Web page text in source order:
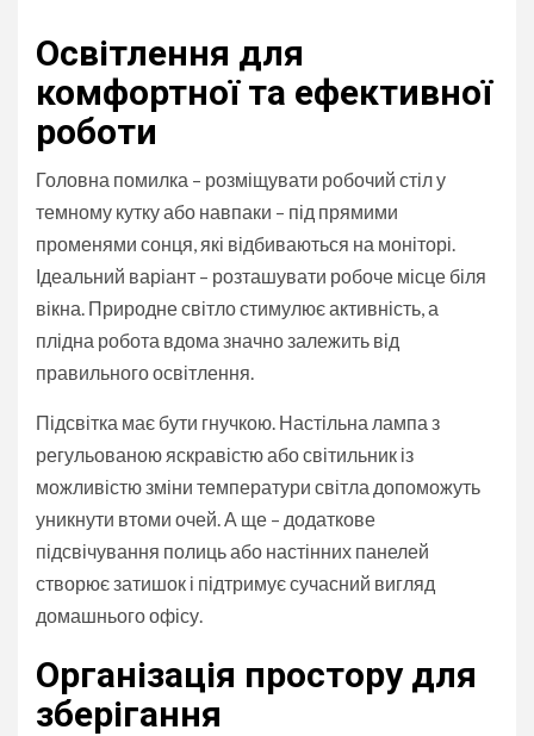
Освітлення для
комфортної та ефективної
роботи
Головна помилка – розміщувати робочий стіл у
темному кутку або навпаки – під прямими
променями сонця, які відбиваються на моніторі.
Ідеальний варіант – розташувати робоче місце біля
вікна. Природне світло стимулює активність, а
плідна робота вдома значно залежить від
правильного освітлення.
Підсвітка має бути гнучкою. Настільна лампа з
регульованою яскравістю або світильник із
можливістю зміни температури світла допоможуть
уникнути втоми очей. А ще – додаткове
підсвічування полиць або настінних панелей
створює затишок і підтримує сучасний вигляд
домашнього офісу.
Організація простору для
зберігання